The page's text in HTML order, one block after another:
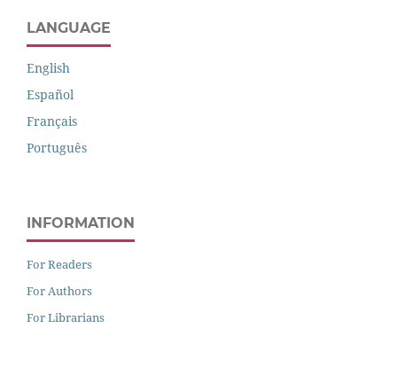
LANGUAGE
English
Español
Français
Português
INFORMATION
For Readers
For Authors
For Librarians